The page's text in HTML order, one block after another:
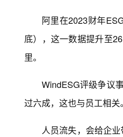
阿里在2023财年
底），这一数据提升至
里。
WindESG评级争议
过六成，这也与员工相关。
人员流失，会给企